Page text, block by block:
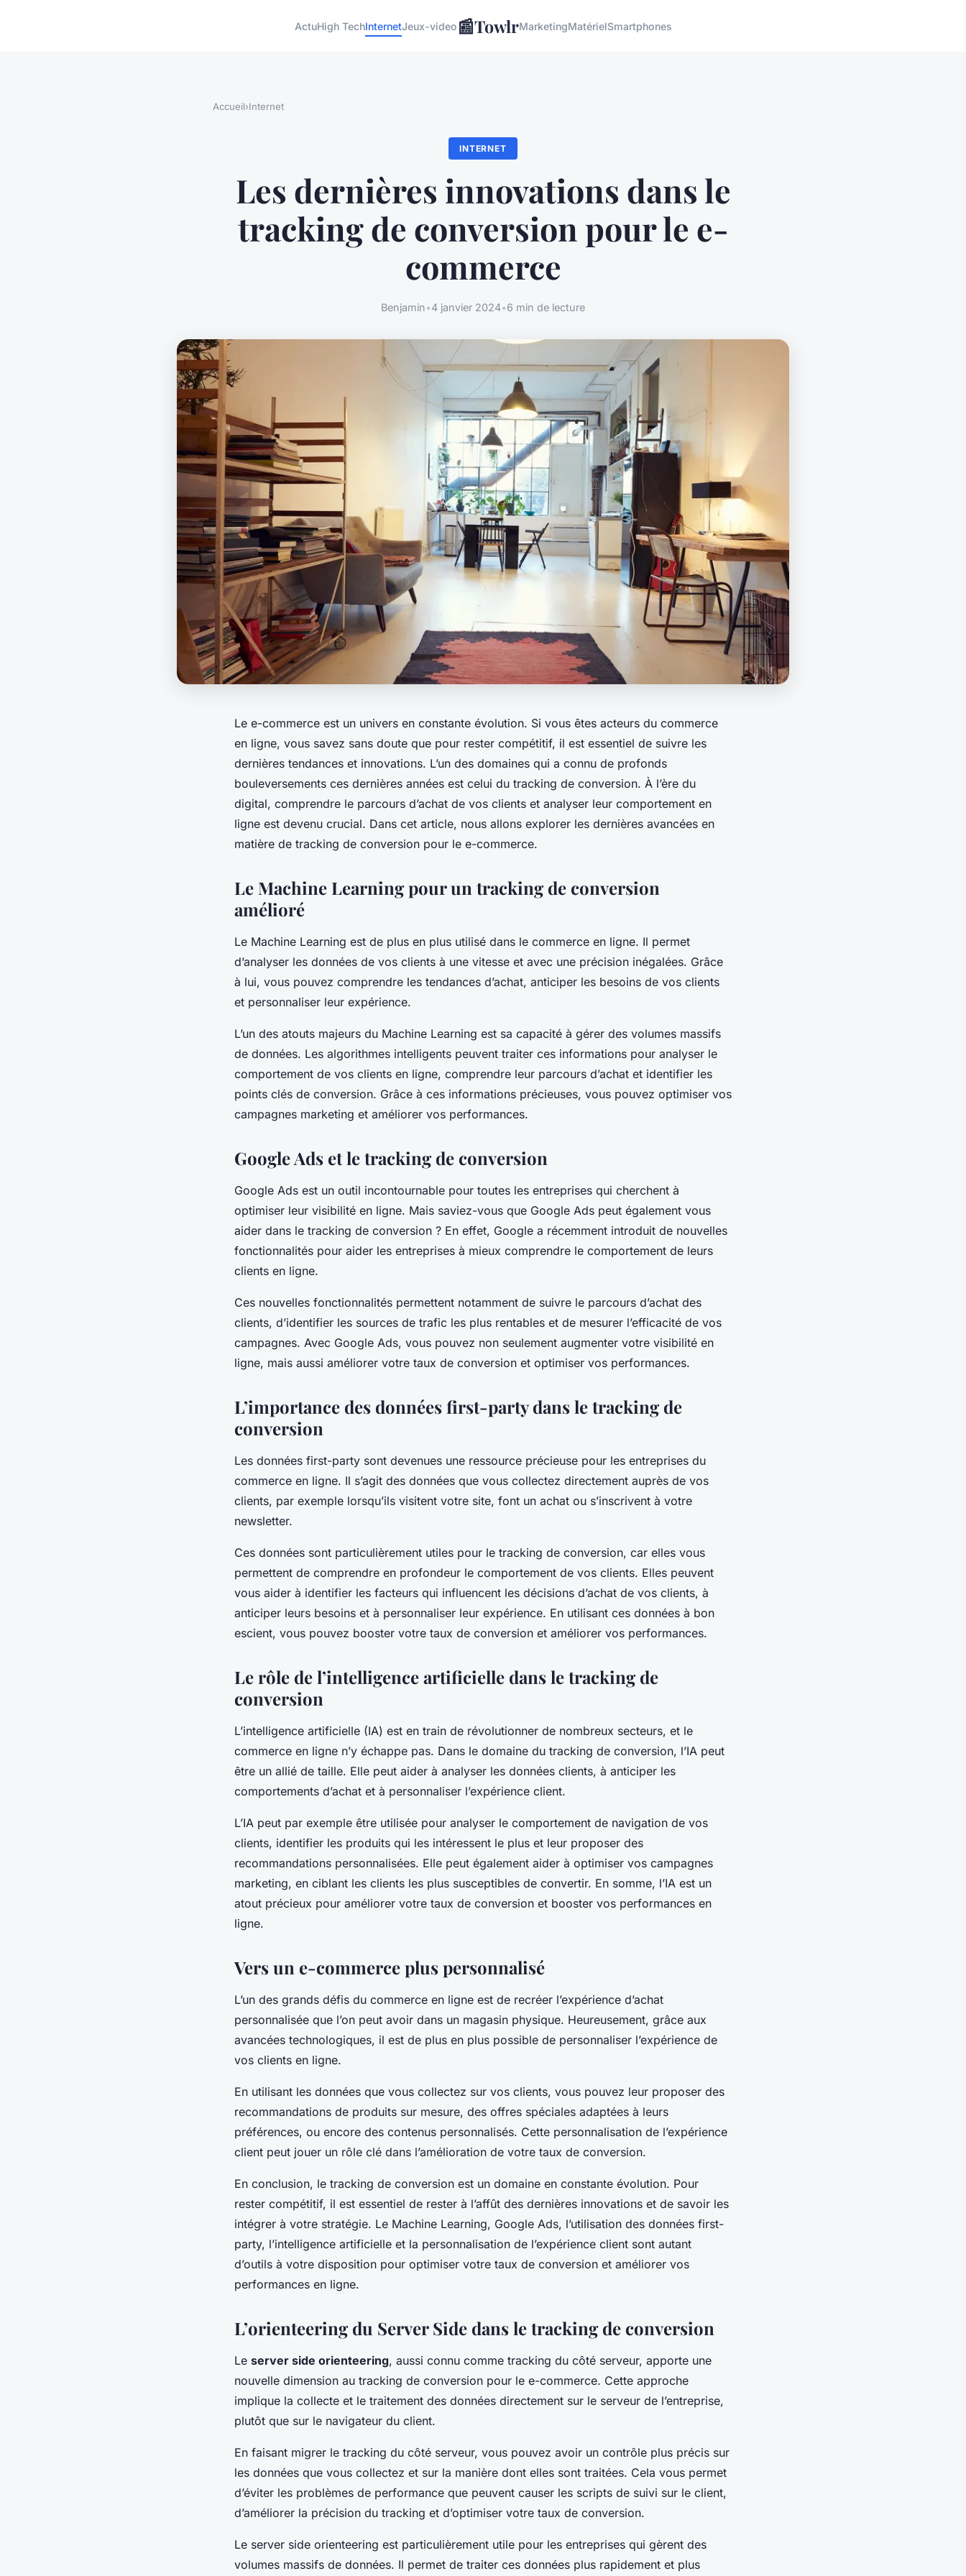
ActuHigh TechInternetJeux-video 📰TowlrMarketingMatérielSmartphones
Accueil›Internet
INTERNET
Les dernières innovations dans le
tracking de conversion pour le e-
commerce
Benjamin•4 janvier 2024•6 min de lecture
Le e-commerce est un univers en constante évolution. Si vous êtes acteurs du commerce
en ligne, vous savez sans doute que pour rester compétitif, il est essentiel de suivre les
dernières tendances et innovations. L’un des domaines qui a connu de profonds
bouleversements ces dernières années est celui du tracking de conversion. À l’ère du
digital, comprendre le parcours d’achat de vos clients et analyser leur comportement en
ligne est devenu crucial. Dans cet article, nous allons explorer les dernières avancées en
matière de tracking de conversion pour le e-commerce.
Le Machine Learning pour un tracking de conversion
amélioré
Le Machine Learning est de plus en plus utilisé dans le commerce en ligne. Il permet
d’analyser les données de vos clients à une vitesse et avec une précision inégalées. Grâce
à lui, vous pouvez comprendre les tendances d’achat, anticiper les besoins de vos clients
et personnaliser leur expérience.
L’un des atouts majeurs du Machine Learning est sa capacité à gérer des volumes massifs
de données. Les algorithmes intelligents peuvent traiter ces informations pour analyser le
comportement de vos clients en ligne, comprendre leur parcours d’achat et identifier les
points clés de conversion. Grâce à ces informations précieuses, vous pouvez optimiser vos
campagnes marketing et améliorer vos performances.
Google Ads et le tracking de conversion
Google Ads est un outil incontournable pour toutes les entreprises qui cherchent à
optimiser leur visibilité en ligne. Mais saviez-vous que Google Ads peut également vous
aider dans le tracking de conversion ? En effet, Google a récemment introduit de nouvelles
fonctionnalités pour aider les entreprises à mieux comprendre le comportement de leurs
clients en ligne.
Ces nouvelles fonctionnalités permettent notamment de suivre le parcours d’achat des
clients, d’identifier les sources de trafic les plus rentables et de mesurer l’efficacité de vos
campagnes. Avec Google Ads, vous pouvez non seulement augmenter votre visibilité en
ligne, mais aussi améliorer votre taux de conversion et optimiser vos performances.
L’importance des données first-party dans le tracking de
conversion
Les données first-party sont devenues une ressource précieuse pour les entreprises du
commerce en ligne. Il s’agit des données que vous collectez directement auprès de vos
clients, par exemple lorsqu’ils visitent votre site, font un achat ou s’inscrivent à votre
newsletter.
Ces données sont particulièrement utiles pour le tracking de conversion, car elles vous
permettent de comprendre en profondeur le comportement de vos clients. Elles peuvent
vous aider à identifier les facteurs qui influencent les décisions d’achat de vos clients, à
anticiper leurs besoins et à personnaliser leur expérience. En utilisant ces données à bon
escient, vous pouvez booster votre taux de conversion et améliorer vos performances.
Le rôle de l’intelligence artificielle dans le tracking de
conversion
L’intelligence artificielle (IA) est en train de révolutionner de nombreux secteurs, et le
commerce en ligne n’y échappe pas. Dans le domaine du tracking de conversion, l’IA peut
être un allié de taille. Elle peut aider à analyser les données clients, à anticiper les
comportements d’achat et à personnaliser l’expérience client.
L’IA peut par exemple être utilisée pour analyser le comportement de navigation de vos
clients, identifier les produits qui les intéressent le plus et leur proposer des
recommandations personnalisées. Elle peut également aider à optimiser vos campagnes
marketing, en ciblant les clients les plus susceptibles de convertir. En somme, l’IA est un
atout précieux pour améliorer votre taux de conversion et booster vos performances en
ligne.
Vers un e-commerce plus personnalisé
L’un des grands défis du commerce en ligne est de recréer l’expérience d’achat
personnalisée que l’on peut avoir dans un magasin physique. Heureusement, grâce aux
avancées technologiques, il est de plus en plus possible de personnaliser l’expérience de
vos clients en ligne.
En utilisant les données que vous collectez sur vos clients, vous pouvez leur proposer des
recommandations de produits sur mesure, des offres spéciales adaptées à leurs
préférences, ou encore des contenus personnalisés. Cette personnalisation de l’expérience
client peut jouer un rôle clé dans l’amélioration de votre taux de conversion.
En conclusion, le tracking de conversion est un domaine en constante évolution. Pour
rester compétitif, il est essentiel de rester à l’affût des dernières innovations et de savoir les
intégrer à votre stratégie. Le Machine Learning, Google Ads, l’utilisation des données first-
party, l’intelligence artificielle et la personnalisation de l’expérience client sont autant
d’outils à votre disposition pour optimiser votre taux de conversion et améliorer vos
performances en ligne.
L’orienteering du Server Side dans le tracking de conversion
Le server side orienteering, aussi connu comme tracking du côté serveur, apporte une
nouvelle dimension au tracking de conversion pour le e-commerce. Cette approche
implique la collecte et le traitement des données directement sur le serveur de l’entreprise,
plutôt que sur le navigateur du client.
En faisant migrer le tracking du côté serveur, vous pouvez avoir un contrôle plus précis sur
les données que vous collectez et sur la manière dont elles sont traitées. Cela vous permet
d’éviter les problèmes de performance que peuvent causer les scripts de suivi sur le client,
d’améliorer la précision du tracking et d’optimiser votre taux de conversion.
Le server side orienteering est particulièrement utile pour les entreprises qui gèrent des
volumes massifs de données. Il permet de traiter ces données plus rapidement et plus